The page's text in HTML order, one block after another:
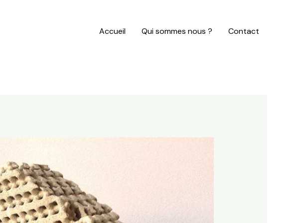
Accueil Qui sommes nous ? Contact